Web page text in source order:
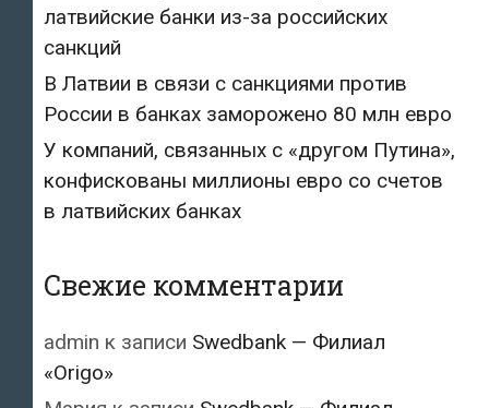
латвийские банки из-за российских
санкций
В Латвии в связи с санкциями против
России в банках заморожено 80 млн евро
У компаний, связанных с «другом Путина»,
конфискованы миллионы евро со счетов
в латвийских банках
Свежие комментарии
admin к записи Swedbank — Филиал
«Origo»